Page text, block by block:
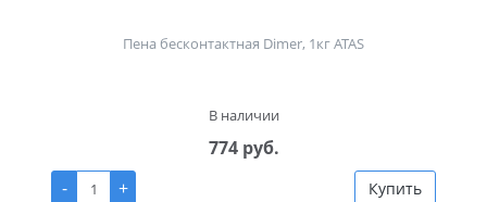
Пена бесконтактная Dimer, 1кг ATAS
В наличии
774 руб.
-
+ Купить